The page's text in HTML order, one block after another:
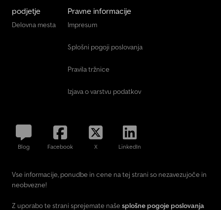
podjetje
Delovna mesta
Pravne informacije
Impresum
Splošni pogoji poslovanja
Pravila tržnice
Izjava o varstvu podatkov
Blog Facebook X LinkedIn
Vse informacije, ponudbe in cene na tej strani so nezavezujoče in
neobvezne!
Z uporabo te strani sprejemate naše splošne pogoje poslovanja